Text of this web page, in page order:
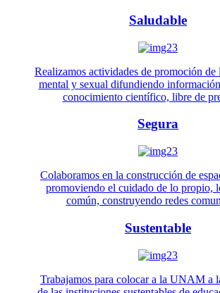
Saludable
Realizamos actividades de promoción de
mental y sexual difundiendo
conocimiento científico, libre de
Segura
Colaboramos en la construcción de
promoviendo el cuidado de lo propio,
común, construyendo redes
Sustentable
Trabajamos para colocar a la UNAM a